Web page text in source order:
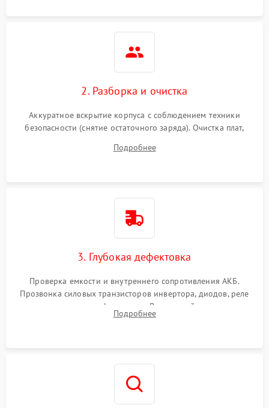
2. Разборка и очистка
Аккуратное вскрытие корпуса с соблюдением техники
безопасности (снятие остаточного заряда). Очистка плат,
и кистей для предотвращения перегрева и замыканий.
Подробнее
3. Глубокая дефектовка
Проверка емкости и внутреннего сопротивления АКБ.
Прозвонка силовых транзисторов инвертора, диодов, реле
переключения и трансформатора. Визуальный поиск вздутых
конденсаторов и прогаров на печатной плате.
Подробнее